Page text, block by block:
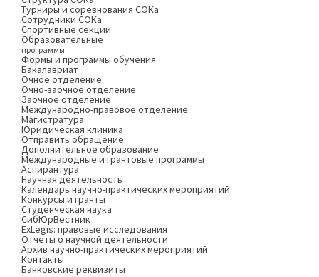
Турниры и соревнования СОКа
Сотрудники СОКа
Спортивные секции
Образовательные
программы
Формы и программы обучения
Бакалавриат
Очное отделение
Очно-заочное отделение
Заочное отделение
Международно-правовое отделение
Магистратура
Юридическая клиника
Отправить обращение
Дополнительное образование
Международные и грантовые программы
Аспирантура
Научная деятельность
Календарь научно-практических мероприятий
Конкурсы и гранты
Студенческая наука
СибЮрВестник
ExLegis: правовые исследования
Отчеты о научной деятельности
Архив научно-практических мероприятий
Контакты
Банковские реквизиты